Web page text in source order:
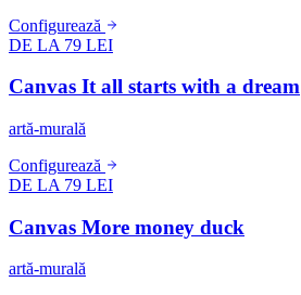
Configurează
DE LA 79 LEI
Canvas It all starts with a dream
artă-murală
Configurează
DE LA 79 LEI
Canvas More money duck
artă-murală